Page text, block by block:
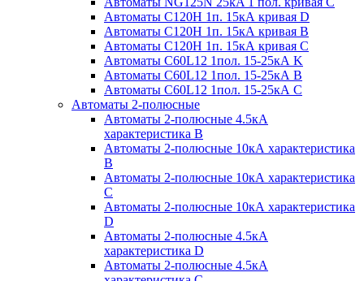
Автоматы С120H 1п. 15кА кривая D
Автоматы С120H 1п. 15кА кривая В
Автоматы С120H 1п. 15кА кривая С
Автоматы С60L12 1пол. 15-25кА K
Автоматы С60L12 1пол. 15-25кА В
Автоматы С60L12 1пол. 15-25кА С
Автоматы 2-полюсные
Автоматы 2-полюсные 4.5кА
характеристика В
Автоматы 2-полюсные 10кА характеристика
B
Автоматы 2-полюсные 10кА характеристика
C
Автоматы 2-полюсные 10кА характеристика
D
Автоматы 2-полюсные 4.5кА
характеристика D
Автоматы 2-полюсные 4.5кА